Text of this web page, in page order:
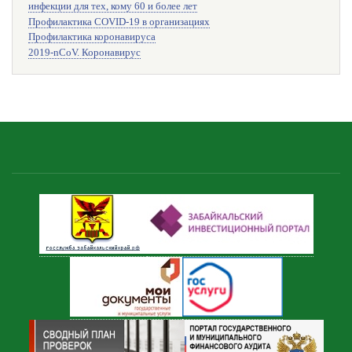
инфекции для тех, кому 60 и более лет
Профилактика COVID-19 в организациях
Профилактика коронавируса
2019-nCoV. Коронавирус